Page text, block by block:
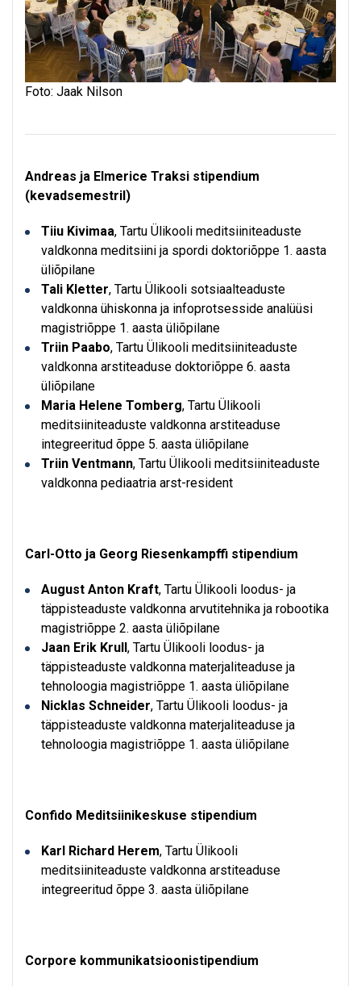
Foto: Jaak Nilson
Andreas ja Elmerice Traksi stipendium
(kevadsemestril)
Tiiu Kivimaa, Tartu Ülikooli meditsiiniteaduste
valdkonna meditsiini ja spordi doktoriõppe 1. aasta
üliõpilane
Tali Kletter, Tartu Ülikooli sotsiaalteaduste
valdkonna ühiskonna ja infoprotsesside analüüsi
magistriõppe 1. aasta üliõpilane
Triin Paabo, Tartu Ülikooli meditsiiniteaduste
valdkonna arstiteaduse doktoriõppe 6. aasta
üliõpilane
Maria Helene Tomberg, Tartu Ülikooli
meditsiiniteaduste valdkonna arstiteaduse
integreeritud õppe 5. aasta üliõpilane
Triin Ventmann, Tartu Ülikooli meditsiiniteaduste
valdkonna pediaatria arst-resident
Carl-Otto ja Georg Riesenkampffi stipendium
August Anton Kraft, Tartu Ülikooli loodus- ja
täppisteaduste valdkonna arvutitehnika ja robootika
magistriõppe 2. aasta üliõpilane
Jaan Erik Krull , Tartu Ülikooli loodus- ja
täppisteaduste valdkonna materjaliteaduse ja
tehnoloogia magistriõppe 1. aasta üliõpilane
Nicklas Schneider, Tartu Ülikooli loodus- ja
täppisteaduste valdkonna materjaliteaduse ja
tehnoloogia magistriõppe 1. aasta üliõpilane
Confido Meditsiinikeskuse stipendium
Karl Richard Herem, Tartu Ülikooli
meditsiiniteaduste valdkonna arstiteaduse
integreeritud õppe 3. aasta üliõpilane
Corpore kommunikatsioonistipendium